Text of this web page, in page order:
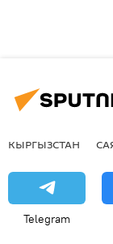
КЫРГЫЗСТАН
Telegram